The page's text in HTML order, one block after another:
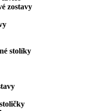
zostavy
stolíky